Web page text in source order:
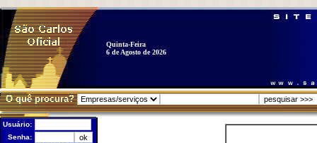
Quinta-Feira
6 de Agosto de 2026
O quê procura?
Usuário:
Senha: